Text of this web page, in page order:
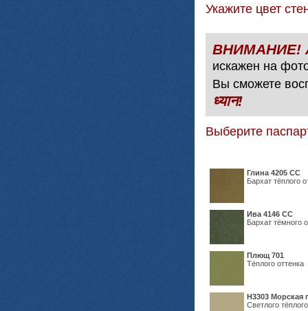
Укажите цвет
искажен на
Вы сможете
ध्यान!
Выберите
Глина 4205 СС
Бархат тёплого
Ива 4146 СС
Бархат тёмного
Плющ 701
Тёплого оттенка
H3303 Морская
Светлого